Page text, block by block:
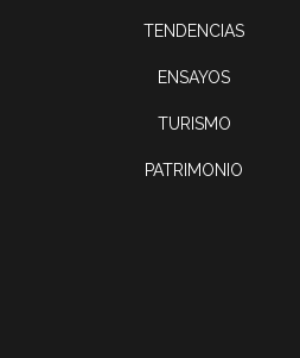
TENDENCIAS
ENSAYOS
TURISMO
PATRIMONIO